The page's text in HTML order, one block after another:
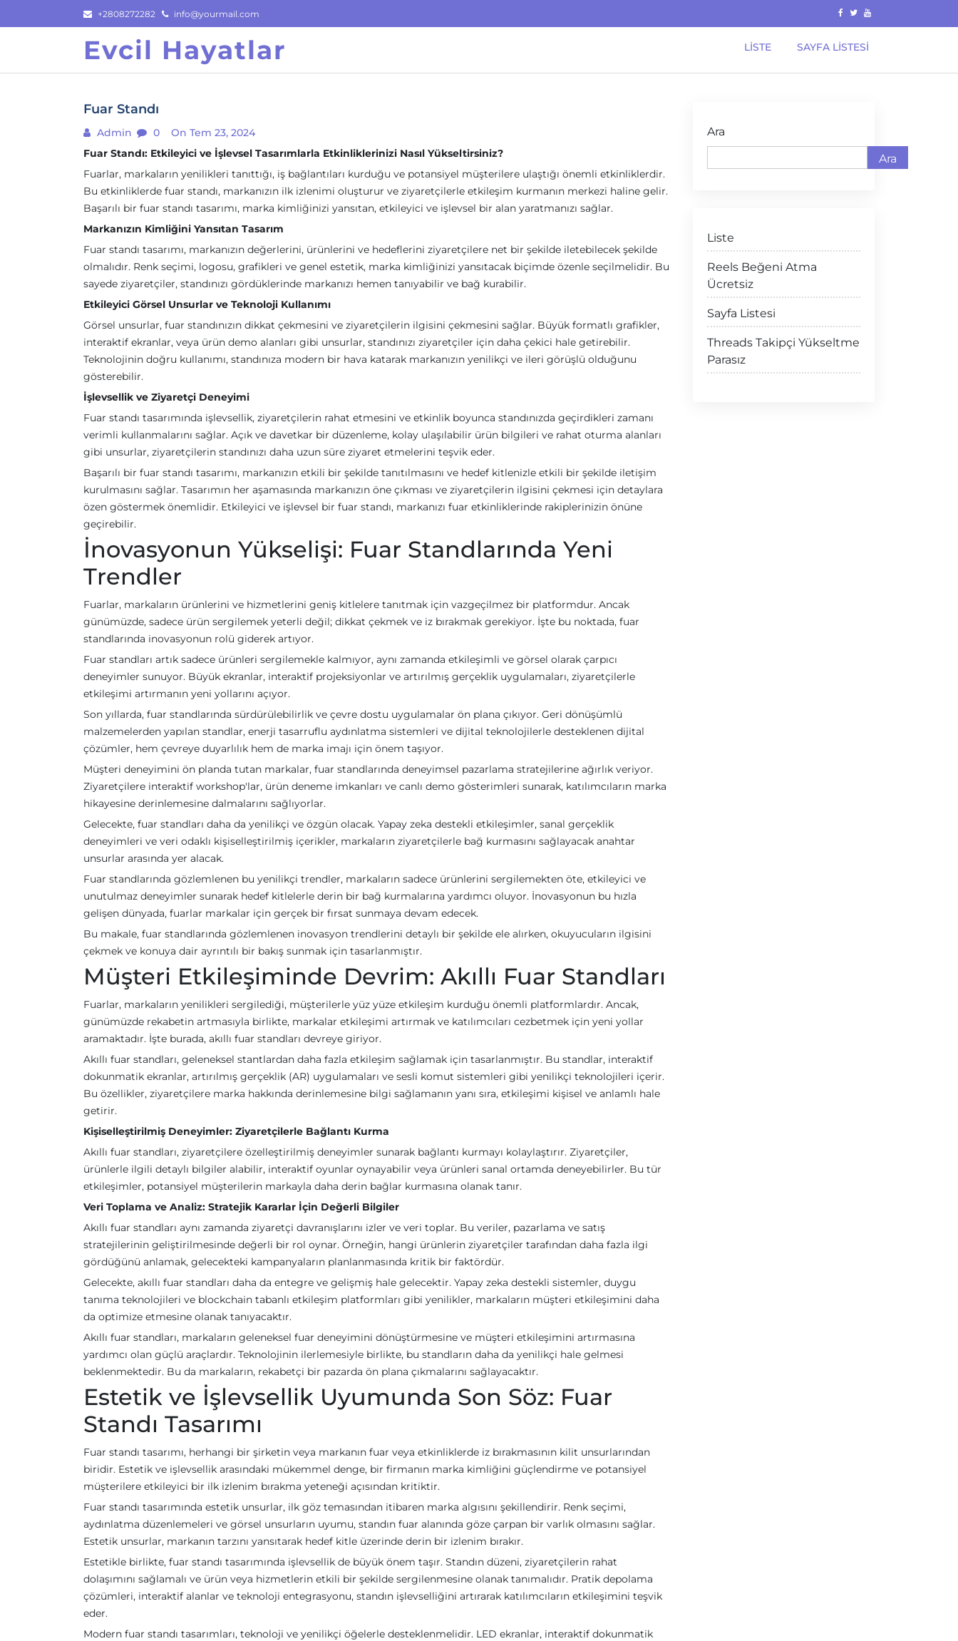
to
+2808272282 info@yourmail.com
Evcil Hayatlar LISTE SAYFA LISTESI
Fuar Standı
Admin 0
On Tem 23, 2024
Fuar Standı: Etkileyici ve İşlevsel Tasarımlarla Etkinliklerinizi Nasıl Yükseltirsiniz?
Fuarlar, markaların yenilikleri tanıttığı, iş bağlantıları kurduğu ve potansiyel müşterilere ulaştığı önemli etkinliklerdir.
Bu etkinliklerde fuar standı, markanızın ilk izlenimi oluşturur ve ziyaretçilerle etkileşim kurmanın merkezi haline gelir.
Başarılı bir fuar standı tasarımı, marka kimliğinizi yansıtan, etkileyici ve işlevsel bir alan yaratmanızı sağlar.
Markanızın Kimliğini Yansıtan Tasarım
Fuar standı tasarımı, markanızın değerlerini, ürünlerini ve hedeflerini ziyaretçilere net bir şekilde iletebilecek şekilde
olmalıdır. Renk seçimi, logosu, grafikleri ve genel estetik, marka kimliğinizi yansıtacak biçimde özenle seçilmelidir. Bu
sayede ziyaretçiler, standınızı gördüklerinde markanızı hemen tanıyabilir ve bağ kurabilir.
Etkileyici Görsel Unsurlar ve Teknoloji Kullanımı
Görsel unsurlar, fuar standınızın dikkat çekmesini ve ziyaretçilerin ilgisini çekmesini sağlar. Büyük formatlı grafikler,
interaktif ekranlar, veya ürün demo alanları gibi unsurlar, standınızı ziyaretçiler için daha çekici hale getirebilir.
Teknolojinin doğru kullanımı, standınıza modern bir hava katarak markanızın yenilikçi ve ileri görüşlü olduğunu
gösterebilir.
İşlevsellik ve Ziyaretçi Deneyimi
Fuar standı tasarımında işlevsellik, ziyaretçilerin rahat etmesini ve etkinlik boyunca standınızda geçirdikleri zamanı
verimli kullanmalarını sağlar. Açık ve davetkar bir düzenleme, kolay ulaşılabilir ürün bilgileri ve rahat oturma alanları
gibi unsurlar, ziyaretçilerin standınızı daha uzun süre ziyaret etmelerini teşvik eder.
Başarılı bir fuar standı tasarımı, markanızın etkili bir şekilde tanıtılmasını ve hedef kitlenizle etkili bir şekilde iletişim
kurulmasını sağlar. Tasarımın her aşamasında markanızın öne çıkması ve ziyaretçilerin ilgisini çekmesi için detaylara
özen göstermek önemlidir. Etkileyici ve işlevsel bir fuar standı, markanızı fuar etkinliklerinde rakiplerinizin önüne
geçirebilir.
İnovasyonun Yükselişi: Fuar Standlarında Yeni
Trendler
Fuarlar, markaların ürünlerini ve hizmetlerini geniş kitlelere tanıtmak için vazgeçilmez bir platformdur. Ancak
günümüzde, sadece ürün sergilemek yeterli değil; dikkat çekmek ve iz bırakmak gerekiyor. İşte bu noktada, fuar
standlarında inovasyonun rolü giderek artıyor.
Fuar standları artık sadece ürünleri sergilemekle kalmıyor, aynı zamanda etkileşimli ve görsel olarak çarpıcı
deneyimler sunuyor. Büyük ekranlar, interaktif projeksiyonlar ve artırılmış gerçeklik uygulamaları, ziyaretçilerle
etkileşimi artırmanın yeni yollarını açıyor.
Son yıllarda, fuar standlarında sürdürülebilirlik ve çevre dostu uygulamalar ön plana çıkıyor. Geri dönüşümlü
malzemelerden yapılan standlar, enerji tasarruflu aydınlatma sistemleri ve dijital teknolojilerle desteklenen dijital
çözümler, hem çevreye duyarlılık hem de marka imajı için önem taşıyor.
Müşteri deneyimini ön planda tutan markalar, fuar standlarında deneyimsel pazarlama stratejilerine ağırlık veriyor.
Ziyaretçilere interaktif workshop'lar, ürün deneme imkanları ve canlı demo gösterimleri sunarak, katılımcıların marka
hikayesine derinlemesine dalmalarını sağlıyorlar.
Gelecekte, fuar standları daha da yenilikçi ve özgün olacak. Yapay zeka destekli etkileşimler, sanal gerçeklik
deneyimleri ve veri odaklı kişiselleştirilmiş içerikler, markaların ziyaretçilerle bağ kurmasını sağlayacak anahtar
unsurlar arasında yer alacak.
Fuar standlarında gözlemlenen bu yenilikçi trendler, markaların sadece ürünlerini sergilemekten öte, etkileyici ve
unutulmaz deneyimler sunarak hedef kitlelerle derin bir bağ kurmalarına yardımcı oluyor. İnovasyonun bu hızla
gelişen dünyada, fuarlar markalar için gerçek bir fırsat sunmaya devam edecek.
Bu makale, fuar standlarında gözlemlenen inovasyon trendlerini detaylı bir şekilde ele alırken, okuyucuların ilgisini
çekmek ve konuya dair ayrıntılı bir bakış sunmak için tasarlanmıştır.
Müşteri Etkileşiminde Devrim: Akıllı Fuar Standları
Fuarlar, markaların yenilikleri sergilediği, müşterilerle yüz yüze etkileşim kurduğu önemli platformlardır. Ancak,
günümüzde rekabetin artmasıyla birlikte, markalar etkileşimi artırmak ve katılımcıları cezbetmek için yeni yollar
aramaktadır. İşte burada, akıllı fuar standları devreye giriyor.
Akıllı fuar standları, geleneksel stantlardan daha fazla etkileşim sağlamak için tasarlanmıştır. Bu standlar, interaktif
dokunmatik ekranlar, artırılmış gerçeklik (AR) uygulamaları ve sesli komut sistemleri gibi yenilikçi teknolojileri içerir.
Bu özellikler, ziyaretçilere marka hakkında derinlemesine bilgi sağlamanın yanı sıra, etkileşimi kişisel ve anlamlı hale
getirir.
Kişiselleştirilmiş Deneyimler: Ziyaretçilerle Bağlantı Kurma
Akıllı fuar standları, ziyaretçilere özelleştirilmiş deneyimler sunarak bağlantı kurmayı kolaylaştırır. Ziyaretçiler,
ürünlerle ilgili detaylı bilgiler alabilir, interaktif oyunlar oynayabilir veya ürünleri sanal ortamda deneyebilirler. Bu tür
etkileşimler, potansiyel müşterilerin markayla daha derin bağlar kurmasına olanak tanır.
Veri Toplama ve Analiz: Stratejik Kararlar İçin Değerli Bilgiler
Akıllı fuar standları aynı zamanda ziyaretçi davranışlarını izler ve veri toplar. Bu veriler, pazarlama ve satış
stratejilerinin geliştirilmesinde değerli bir rol oynar. Örneğin, hangi ürünlerin ziyaretçiler tarafından daha fazla ilgi
gördüğünü anlamak, gelecekteki kampanyaların planlanmasında kritik bir faktördür.
Gelecekte, akıllı fuar standları daha da entegre ve gelişmiş hale gelecektir. Yapay zeka destekli sistemler, duygu
tanıma teknolojileri ve blockchain tabanlı etkileşim platformları gibi yenilikler, markaların müşteri etkileşimini daha
da optimize etmesine olanak tanıyacaktır.
Akıllı fuar standları, markaların geleneksel fuar deneyimini dönüştürmesine ve müşteri etkileşimini artırmasına
yardımcı olan güçlü araçlardır. Teknolojinin ilerlemesiyle birlikte, bu standların daha da yenilikçi hale gelmesi
beklenmektedir. Bu da markaların, rekabetçi bir pazarda ön plana çıkmalarını sağlayacaktır.
Estetik ve İşlevsellik Uyumunda Son Söz: Fuar
Standı Tasarımı
Fuar standı tasarımı, herhangi bir şirketin veya markanın fuar veya etkinliklerde iz bırakmasının kilit unsurlarından
biridir. Estetik ve işlevsellik arasındaki mükemmel denge, bir firmanın marka kimliğini güçlendirme ve potansiyel
müşterilere etkileyici bir ilk izlenim bırakma yeteneği açısından kritiktir.
Fuar standı tasarımında estetik unsurlar, ilk göz temasından itibaren marka algısını şekillendirir. Renk seçimi,
aydınlatma düzenlemeleri ve görsel unsurların uyumu, standın fuar alanında göze çarpan bir varlık olmasını sağlar.
Estetik unsurlar, markanın tarzını yansıtarak hedef kitle üzerinde derin bir izlenim bırakır.
Estetikle birlikte, fuar standı tasarımında işlevsellik de büyük önem taşır. Standın düzeni, ziyaretçilerin rahat
dolaşımını sağlamalı ve ürün veya hizmetlerin etkili bir şekilde sergilenmesine olanak tanımalıdır. Pratik depolama
çözümleri, interaktif alanlar ve teknoloji entegrasyonu, standın işlevselliğini artırarak katılımcıların etkileşimini teşvik
eder.
Modern fuar standı tasarımları, teknoloji ve yenilikçi öğelerle desteklenmelidir. LED ekranlar, interaktif dokunmatik
Ara
Ara
Liste
Reels Beğeni Atma
Ücretsiz
Sayfa Listesi
Threads Takipçi Yükseltme
Parasız